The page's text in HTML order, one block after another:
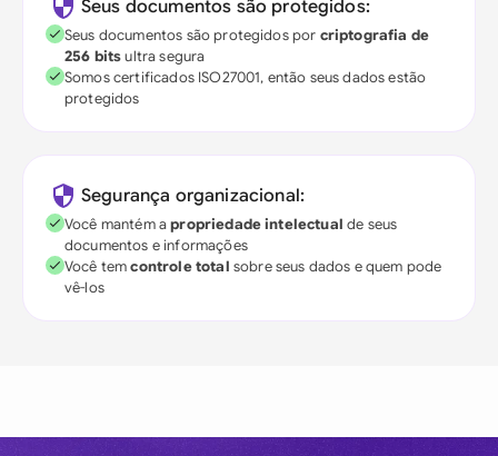
Seus documentos são protegidos:
Seus documentos são protegidos por criptografia de
256 bitsultra segura
Somos certificados ISO27001, então seus dados estão
protegidos
Segurança organizacional:
Você mantém apropriedade intelectual de seus
documentos e informações
Você temcontrole total sobre seus dados e quem pode
vê-los